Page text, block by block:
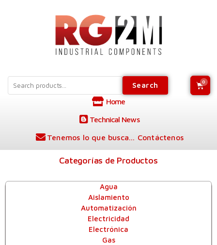
Search
Home
Technical News
Tenemos lo que busca... Contáctenos
Categorías de Productos
Agua
Aislamiento
Automatización
Electricidad
Electrónica
Gas